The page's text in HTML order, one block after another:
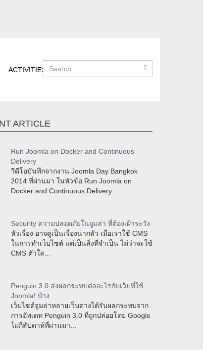
ACTIVITIES
ARTICLE
Run Joomla on Docker and Continuous
Delivery
วีดีโอบันทึกจากงาน Joomla Day Bangkok
2014 ที่ผ่านมา ในหัวข้อ Run Joomla on
Docker and Continuous Delivery ...
Security ความปลอดภัยในจูมล่า ที่ต้องเฝ้าระวัง
หัวเรื่อง อาจดูเป็นเรื่องน่ากลัว เมื่อเราใช้ CMS
ในการทำเว็บไซต์ แต่เป็นสิ่งที่จำเป็น ไม่ว่าจะใช้
CMS ตัวใด...
Penguin 3.0 ส่งผลกระทบต่ออะไรกับเว็บที่ใช้
Joomla! บ้าง
เว็บไซต์จูมล่าหลายเว็บต่างได้รับผลกระทบจาก
การอัพเดท Penguin 3.0 ที่ถูกปล่อยโดย Google
ไม่กี่สัปดาห์ที่ผ่านมา...